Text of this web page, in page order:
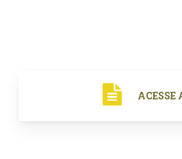
ACESSE